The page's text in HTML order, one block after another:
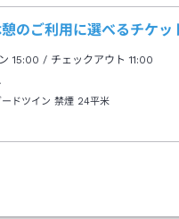
憩のご利用に選べるチケ
15:00 / チェックアウト 11:00
ードツイン 禁煙 24平米